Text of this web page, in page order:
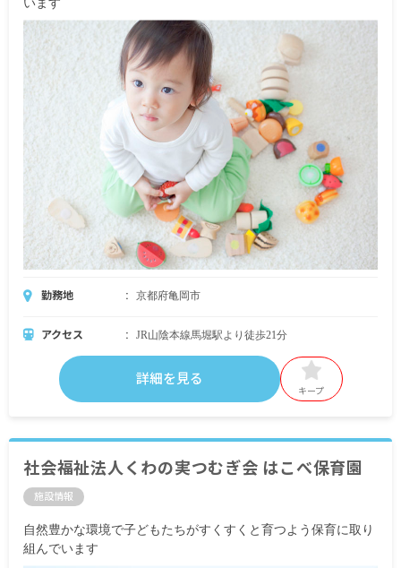
います
勤務地 京都府亀岡市
アクセス JR山陰本線馬堀駅より徒歩21分
詳細を見る
キープ
社会福祉法人くわの実つむぎ会 はこべ保育園
施設情報
自然豊かな環境で子どもたちがすくすくと育つよう保育に取り
組んでいます